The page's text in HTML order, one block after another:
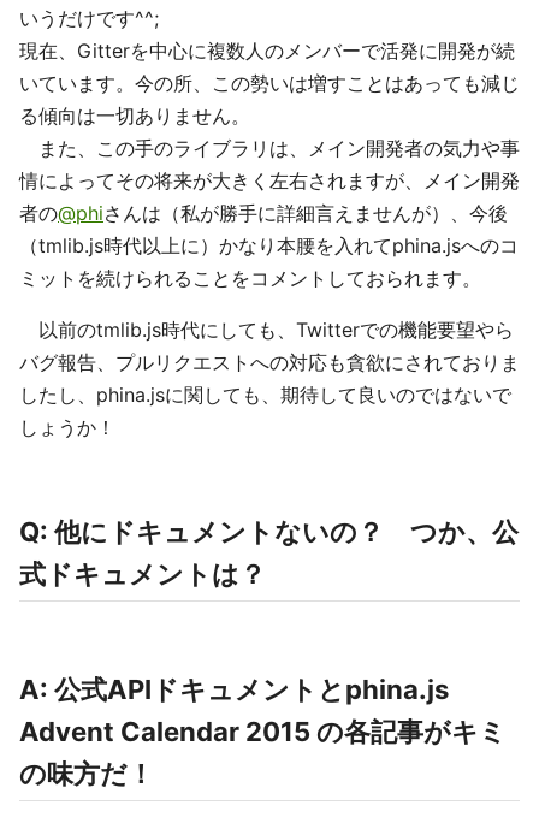
いうだけです^^;
現在、Gitterを中心に複数人のメンバーで活発に開発が続
いています。今の所、この勢いは増すことはあっても減じ
る傾向は一切ありません。
また、この手のライブラリは、メイン開発者の気力や事
情によってその将来が大きく左右されますが、メイン開発
者の@phiさんは（私が勝手に詳細言えませんが）、今後
（tmlib.js時代以上に）かなり本腰を入れてphina.jsへのコ
ミットを続けられることをコメントしておられます。
以前のtmlib.js時代にしても、Twitterでの機能要望やら
バグ報告、プルリクエストへの対応も貪欲にされておりま
したし、phina.jsに関しても、期待して良いのではないで
しょうか！
Q: 他にドキュメントないの？ つか、公
式ドキュメントは？
A: 公式APIドキュメントとphina.js
Advent Calendar 2015 の各記事がキミ
の味方だ！